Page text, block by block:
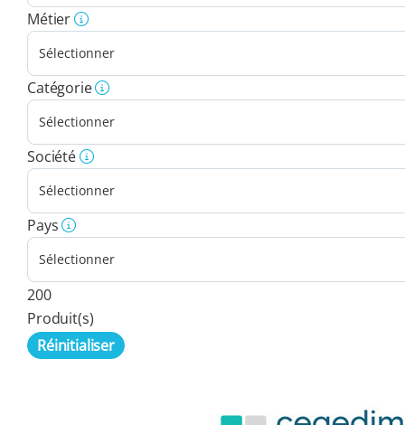
Métier
Catégorie
Société
Pays
200
Produit(s)
Réinitialiser